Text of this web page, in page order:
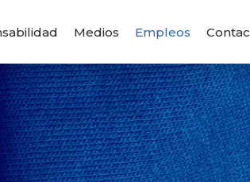
Medios Empleos